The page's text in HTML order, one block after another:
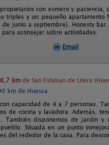
con esmero y
triples y un pequeño apartamento
junio a septiembre). Honesty
aconsejar sobre actividades.
Email
km de San Esteban de Litera
km de Huesca
capacidad de 4 a 7 personas.
de cocina y lavadora. Además,
disponemos de jardín y
Situada en un punto
del rededor de la casa. Para